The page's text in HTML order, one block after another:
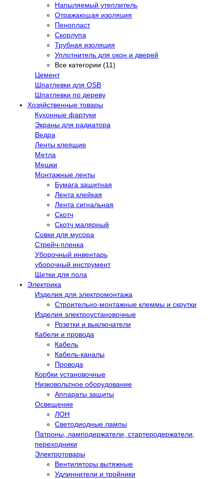
Напыляемый утеплитель
Отражающая изоляция
Пенопласт
Скорлупа
Трубная изоляция
Уплотнитель для окон и дверей
Все категории (11)
Цемент
Шпатлевки для OSB
Шпатлевки по дереву
Хозяйственные товары
Кухонные фартуки
Экраны для радиатора
Ведра
Ленты клеящие
Метла
Мешки
Монтажные ленты
Бумага защитная
Лента клейкая
Лента сигнальная
Скотч
Скотч малярный
Совки для мусора
Стрейч-пленка
Уборочный инвентарь
уборочный инструмент
Щетки для пола
Электрика
Изделия для электромонтажа
Строительно-монтажные клеммы и скрутки
Изделия электроустановочные
Розетки и выключатели
Кабели и провода
Кабель
Кабель-каналы
Провода
Корбки установочные
Низковольтное оборудование
Аппараты защиты
Освещение
ЛОН
Светодиодные лампы
Патроны, ламподержатели, стартеродержатели,
переходники
Электротовары
Вентиляторы вытяжные
Удлиннители и тройники